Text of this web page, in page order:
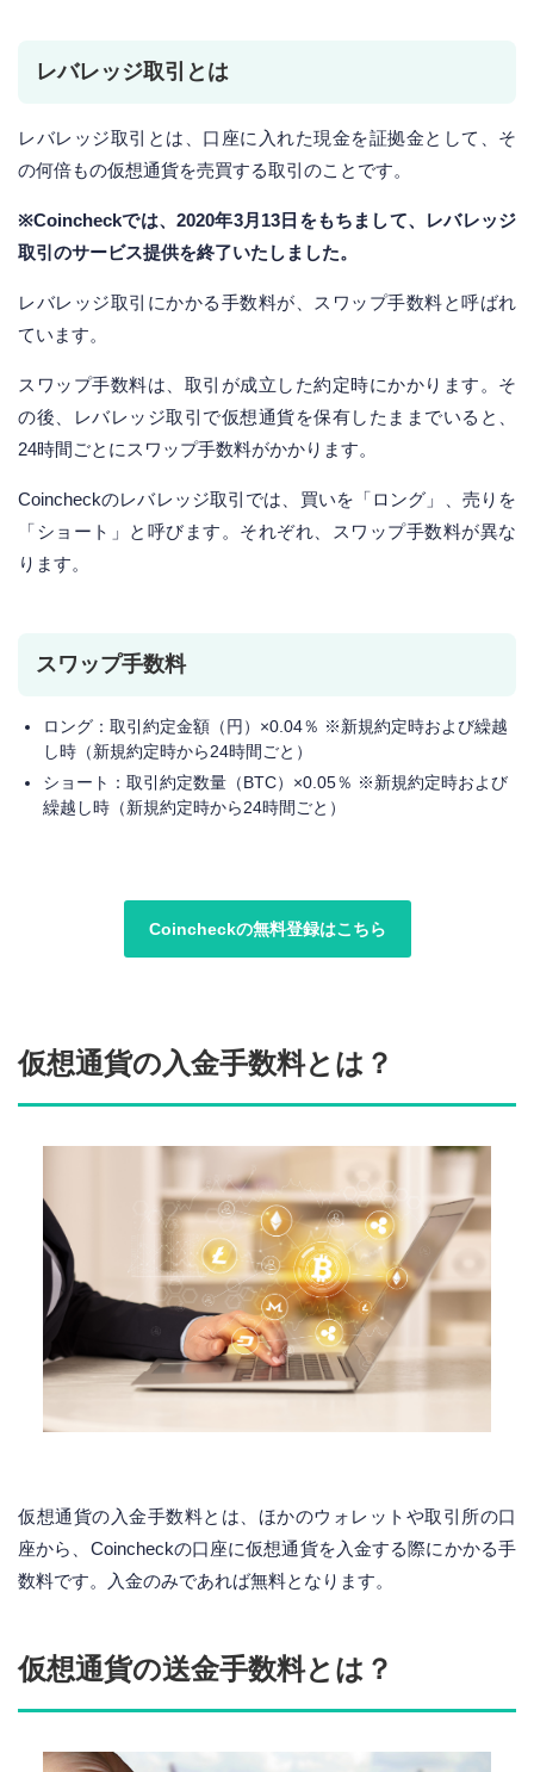
レバレッジ取引とは
レバレッジ取引とは、口座に入れた現金を証拠金として、そ
の何倍もの仮想通貨を売買する取引のことです。
※Coincheckでは、2020年3月13日をもちまして、レバレッジ
取引のサービス提供を終了いたしました。
レバレッジ取引にかかる手数料が、スワップ手数料と呼ばれ
ています。
スワップ手数料は、取引が成立した約定時にかかります。そ
の後、レバレッジ取引で仮想通貨を保有したままでいると、
24時間ごとにスワップ手数料がかかります。
Coincheckのレバレッジ取引では、買いを「ロング」、売りを
「ショート」と呼びます。それぞれ、スワップ手数料が異な
ります。
スワップ手数料
ロング：取引約定金額（円）×0.04％ ※新規約定時および繰越
し時（新規約定時から24時間ごと）
ショート：取引約定数量（BTC）×0.05％ ※新規約定時および
繰越し時（新規約定時から24時間ごと）
Coincheckの無料登録はこちら
仮想通貨の入金手数料とは？
仮想通貨の入金手数料とは、ほかのウォレットや取引所の口
座から、Coincheckの口座に仮想通貨を入金する際にかかる手
数料です。入金のみであれば無料となります。
仮想通貨の送金手数料とは？